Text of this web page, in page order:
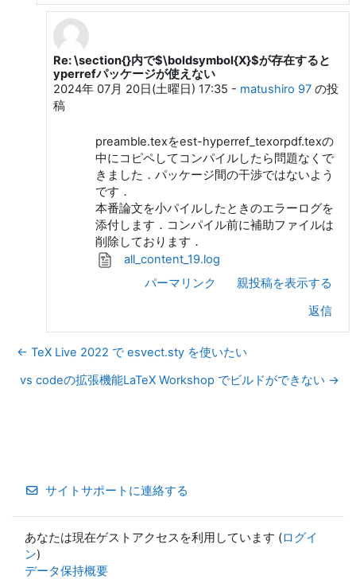
matushiro 97 への返信
Re: \section{}内で$\boldsymbol{X}$が存在すると
yperrefパッケージが使えない
2024年 07月 20日(土曜日) 17:35 - matushiro 97の投
稿
preamble.texをest-hyperref_texorpdf.texの
中にコピペしてコンパイルしたら問題なくで
きました．パッケージ間の干渉ではないよう
です．
本番論文を小パイルしたときのエラーログを
添付します．コンパイル前に補助ファイルは
削除しております．
all_content_19.log
パーマリンク
親投稿を表示する
返信
← TeX Live 2022 で esvect.sty を使いたい
vs codeの拡張機能LaTeX Workshop でビルドができない →
サイトサポートに連絡する
あなたは現在ゲストアクセスを利用しています (ログイ
ン)
データ保持概要